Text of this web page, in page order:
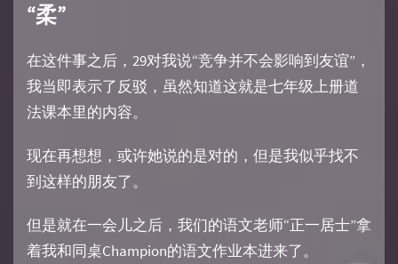
“柔”
在这件事之后，29对我说“竞争并不会影响到友谊”，
我当即表示了反驳，虽然知道这就是七年级上册道
法课本里的内容。
现在再想想，或许她说的是对的，但是我似乎找不
到这样的朋友了。
但是就在一会儿之后，我们的语文老师“正一居士”拿
着我和同桌Champion的语文作业本进来了。